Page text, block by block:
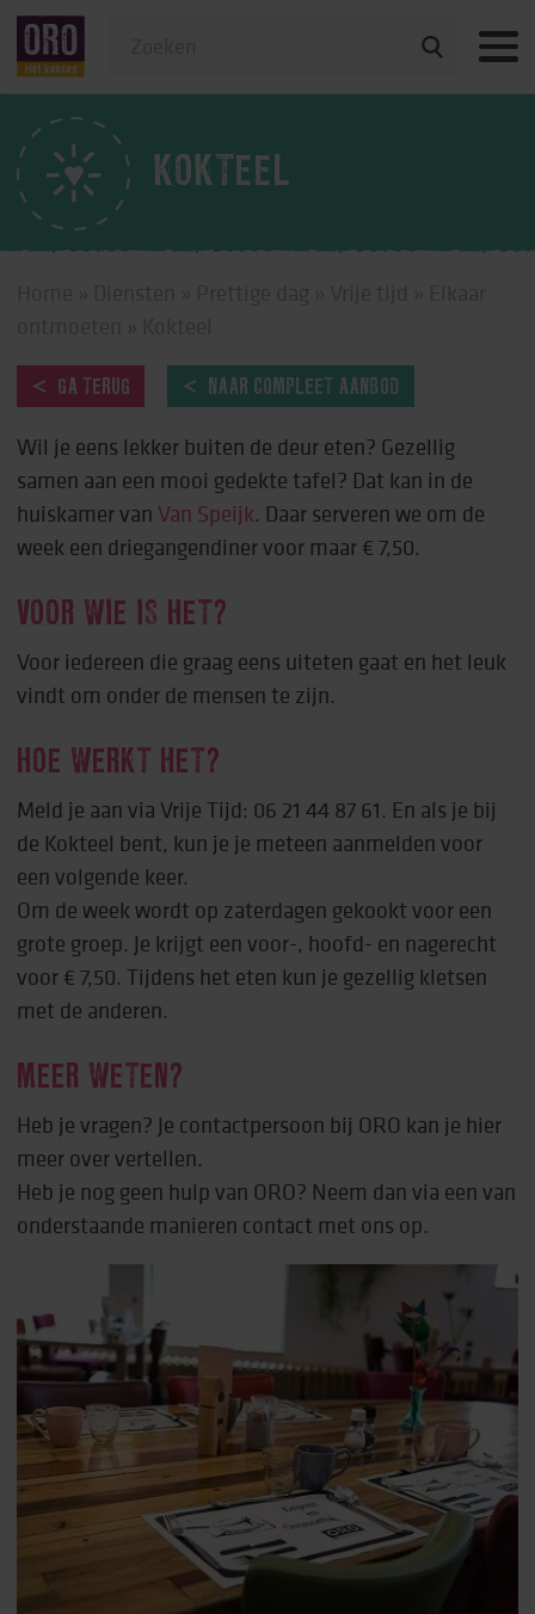
Veelgestelde vragen
KOKTEEL
GA TERUG NAAR COMPLEET AANBOD
Wil je eens lekker buiten de deur eten? Gezellig
samen aan een mooi gedekte tafel? Dat kan in de
huiskamer van Van Speijk. Daar serveren we om de
week een driegangendiner voor maar € 7,50.
VOOR WIE IS HET?
Voor iedereen die graag eens uiteten gaat en het leuk
vindt om onder de mensen te zijn.
HOE WERKT HET?
Meld je aan via Vrije Tijd: 06 21 44 87 61. En als je bij
de Kokteel bent, kun je je meteen aanmelden voor
een volgende keer.
Om de week wordt op zaterdagen gekookt voor een
grote groep. Je krijgt een voor-, hoofd- en nagerecht
voor € 7,50. Tijdens het eten kun je gezellig kletsen
met de anderen.
MEER WETEN?
Heb je vragen? Je contactpersoon bij ORO kan je hier
meer over vertellen.
Heb je nog geen hulp van ORO? Neem dan via een van
onderstaande manieren contact met ons op.